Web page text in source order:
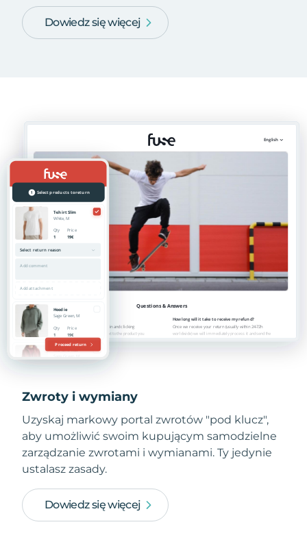
Dowiedz się więcej
Zwroty i wymiany
Uzyskaj markowy portal zwrotów "pod klucz",
aby umożliwić swoim kupującym samodzielne
zarządzanie zwrotami i wymianami. Ty jedynie
ustalasz zasady.
Dowiedz się więcej